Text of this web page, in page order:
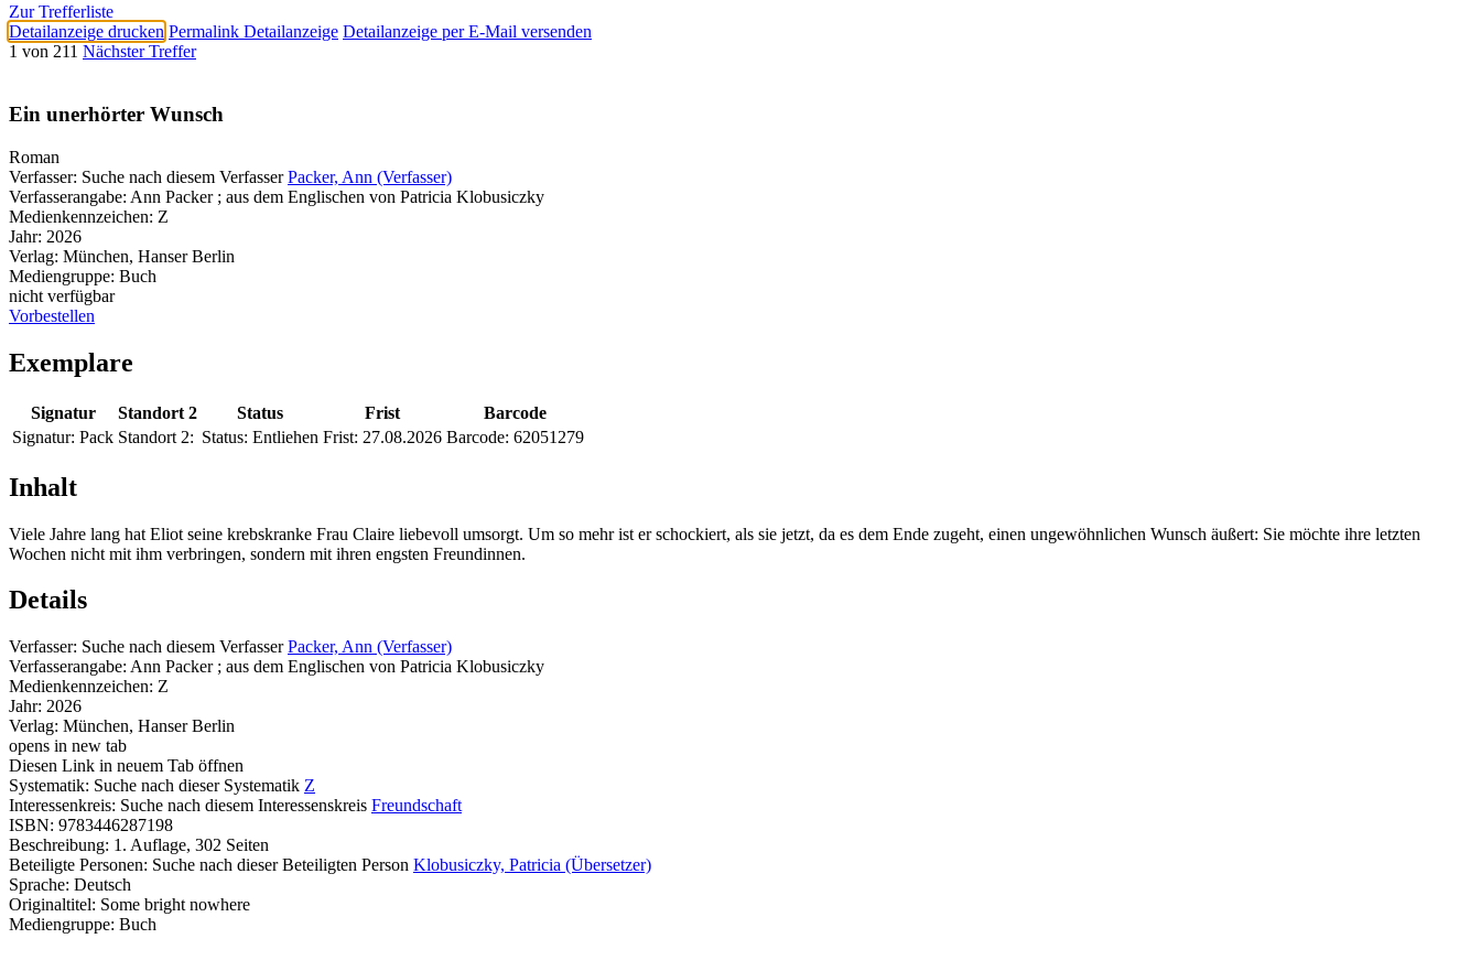
Zur Trefferliste
Detailanzeige drucken Permalink Detailanzeige Detailanzeige per E-Mail versenden
1 von 211 Nächster Treffer
Ein unerhörter Wunsch
Roman
Verfasser: Suche nach diesem Verfasser Packer, Ann (Verfasser)
Verfasserangabe: Ann Packer ; aus dem Englischen von Patricia Klobusiczky
Medienkennzeichen: Z
Jahr: 2026
Verlag: München, Hanser Berlin
Mediengruppe: Buch
nicht verfügbar
Vorbestellen
Exemplare
Signatur Standort 2 Status Frist
Barcode
Signatur: Pack Standort 2: Status: Entliehen Frist: 27.08.2026 Barcode: 62051279
Inhalt
Viele Jahre lang hat Eliot seine krebskranke Frau Claire liebevoll umsorgt. Um so mehr ist er schockiert, als sie jetzt, da es dem Ende zugeht, einen ungewöhnlichen Wunsch äußert: Sie möchte ihre letzten
Wochen nicht mit ihm verbringen, sondern mit ihren engsten Freundinnen.
Details
Verfasser: Suche nach diesem Verfasser Packer, Ann (Verfasser)
Verfasserangabe: Ann Packer ; aus dem Englischen von Patricia Klobusiczky
Medienkennzeichen: Z
Jahr: 2026
Verlag: München, Hanser Berlin
opens in new tab
Diesen Link in neuem Tab öffnen
Systematik: Suche nach dieser Systematik Z
Interessenkreis: Suche nach diesem Interessenskreis Freundschaft
ISBN: 9783446287198
Beschreibung: 1. Auflage, 302 Seiten
Beteiligte Personen: Suche nach dieser Beteiligten Person Klobusiczky, Patricia (Übersetzer)
Sprache: Deutsch
Originaltitel: Some bright nowhere
Mediengruppe: Buch